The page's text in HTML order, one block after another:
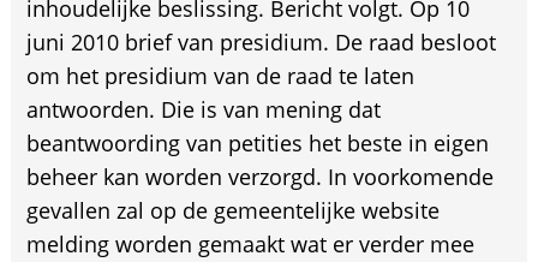
inhoudelijke beslissing. Bericht volgt. Op 10
juni 2010 brief van presidium. De raad besloot
om het presidium van de raad te laten
antwoorden. Die is van mening dat
beantwoording van petities het beste in eigen
beheer kan worden verzorgd. In voorkomende
gevallen zal op de gemeentelijke website
melding worden gemaakt wat er verder mee